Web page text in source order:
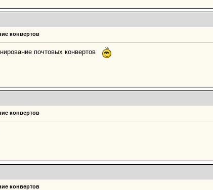
конвертов
почтовых конвертов
конвертов
конвертов